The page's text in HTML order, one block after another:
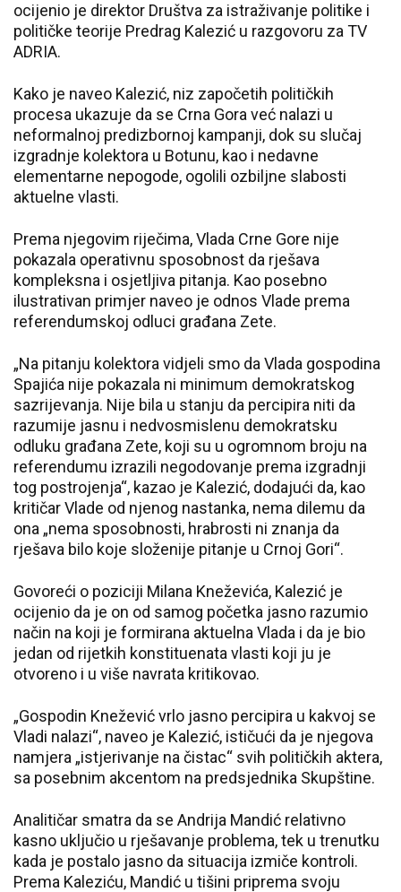
ocijenio je direktor Društva za istraživanje politike i
političke teorije Predrag Kalezić u razgovoru za TV
ADRIA.
Kako je naveo Kalezić, niz započetih političkih
procesa ukazuje da se Crna Gora već nalazi u
neformalnoj predizbornoj kampanji, dok su slučaj
izgradnje kolektora u Botunu, kao i nedavne
elementarne nepogode, ogolili ozbiljne slabosti
aktuelne vlasti.
Prema njegovim riječima, Vlada Crne Gore nije
pokazala operativnu sposobnost da rješava
kompleksna i osjetljiva pitanja. Kao posebno
ilustrativan primjer naveo je odnos Vlade prema
referendumskoj odluci građana Zete.
„Na pitanju kolektora vidjeli smo da Vlada gospodina
Spajića nije pokazala ni minimum demokratskog
sazrijevanja. Nije bila u stanju da percipira niti da
razumije jasnu i nedvosmislenu demokratsku
odluku građana Zete, koji su u ogromnom broju na
referendumu izrazili negodovanje prema izgradnji
tog postrojenja“, kazao je Kalezić, dodajući da, kao
kritičar Vlade od njenog nastanka, nema dilemu da
ona „nema sposobnosti, hrabrosti ni znanja da
rješava bilo koje složenije pitanje u Crnoj Gori“.
Govoreći o poziciji Milana Kneževića, Kalezić je
ocijenio da je on od samog početka jasno razumio
način na koji je formirana aktuelna Vlada i da je bio
jedan od rijetkih konstituenata vlasti koji ju je
otvoreno i u više navrata kritikovao.
„Gospodin Knežević vrlo jasno percipira u kakvoj se
Vladi nalazi“, naveo je Kalezić, ističući da je njegova
namjera „istjerivanje na čistac“ svih političkih aktera,
sa posebnim akcentom na predsjednika Skupštine.
Analitičar smatra da se Andrija Mandić relativno
kasno uključio u rješavanje problema, tek u trenutku
kada je postalo jasno da situacija izmiče kontroli.
Prema Kaleziću, Mandić u tišini priprema svoju